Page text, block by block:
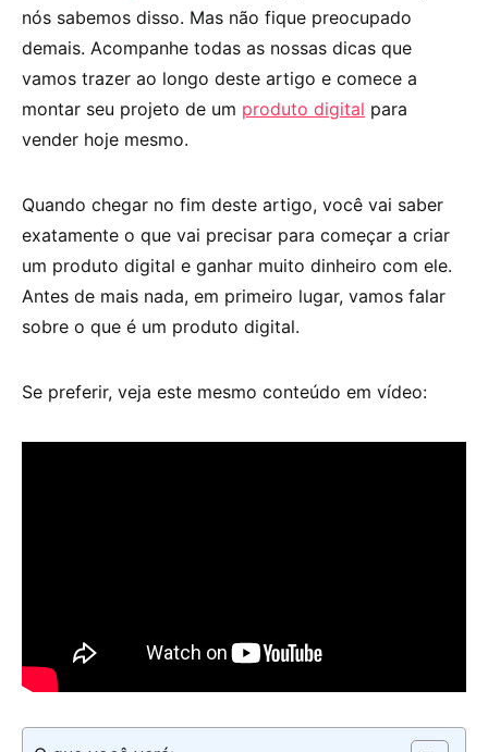
nós sabemos disso. Mas não fique preocupado
demais. Acompanhe todas as nossas dicas que
vamos trazer ao longo deste artigo e comece a
montar seu projeto de um produto digital para
vender hoje mesmo.
Quando chegar no fim deste artigo, você vai saber
exatamente o que vai precisar para começar a criar
um produto digital e ganhar muito dinheiro com ele.
Antes de mais nada, em primeiro lugar, vamos falar
sobre o que é um produto digital.
Se preferir, veja este mesmo conteúdo em vídeo: